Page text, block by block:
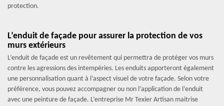
protection.
L’enduit de façade pour assurer la protection de vos
murs extérieurs
L’enduit de façade est un revêtement qui permettra de protéger vos murs
contre les agressions des intempéries. Les enduits apporteront également
une personnalisation quant à l’aspect visuel de votre façade. Selon votre
préférence, vous pouvez accompagner ou non l’application de l’enduit
avec une peinture de façade. L’entreprise Mr Texier Artisan maitrise